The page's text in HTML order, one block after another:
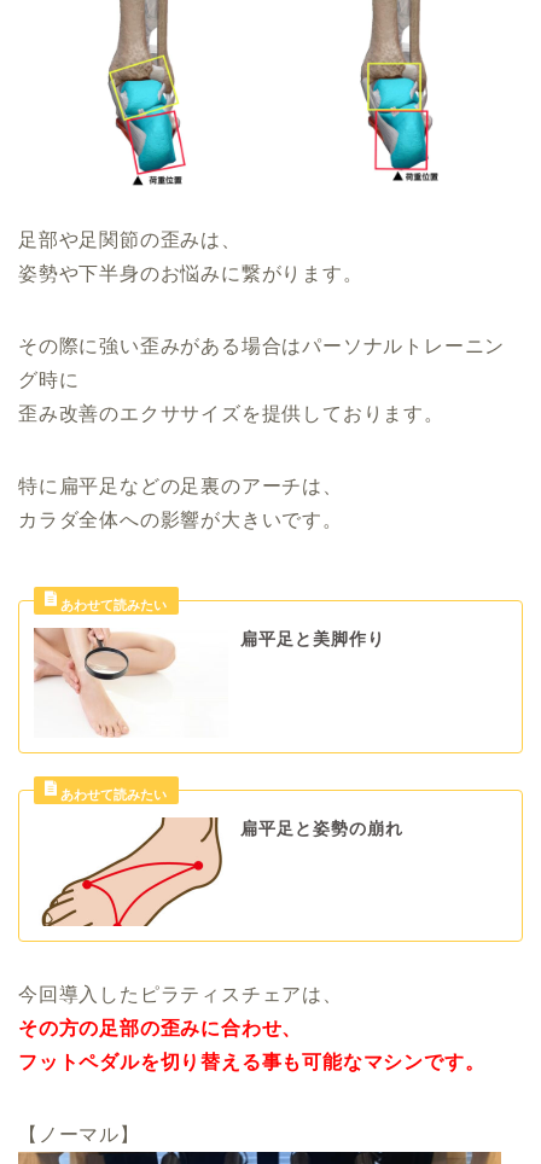
足部や足関節の歪みは、
姿勢や下半身のお悩みに繋がります。
その際に強い歪みがある場合はパーソナルトレーニン
グ時に
歪み改善のエクササイズを提供しております。
特に扁平足などの足裏のアーチは、
カラダ全体への影響が大きいです。
扁平足と美脚作り
扁平足と姿勢の崩れ
今回導入したピラティスチェアは、
その方の足部の歪みに合わせ、
フットペダルを切り替える事も可能なマシンです。
【ノーマル】